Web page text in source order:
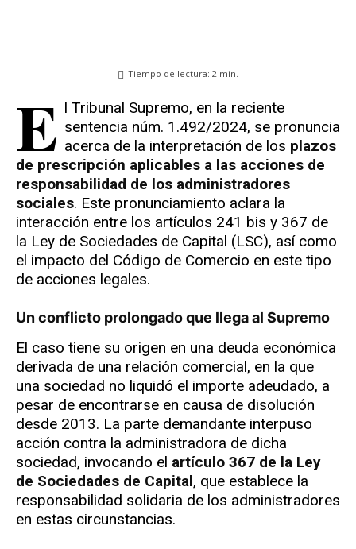
Tiempo de lectura: 2 min.
E l Tribunal Supremo, en la reciente
sentencia núm. 1.492/2024, se pronuncia
acerca de la interpretación de los plazos
de prescripción aplicables a las acciones de
responsabilidad de los administradores
sociales. Este pronunciamiento aclara la
interacción entre los artículos 241 bis y 367 de
la Ley de Sociedades de Capital (LSC), así como
el impacto del Código de Comercio en este tipo
de acciones legales.
Un conflicto prolongado que llega al Supremo
El caso tiene su origen en una deuda económica
derivada de una relación comercial, en la que
una sociedad no liquidó el importe adeudado, a
pesar de encontrarse en causa de disolución
desde 2013. La parte demandante interpuso
acción contra la administradora de dicha
sociedad, invocando el artículo 367 de la Ley
de Sociedades de Capital, que establece la
responsabilidad solidaria de los administradores
en estas circunstancias.